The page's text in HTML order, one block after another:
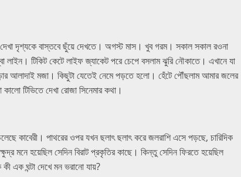
দৃশ্যকে বাস্তবে ছুঁয়ে দেখতে। অগস্ট মাস। খুব গরম। সকাল সকাল রওনা
টিকিট কেটে লাইফ জ্যাকেট পরে চেপে বসলাম ঝুরি নৌকাতে। এখানে যা
আলাদাই মজা। কিছুটা যেতেই নেমে পড়তে হলো। হেঁটে পৌঁছলাম আমার জলের
টিভিতে দেখা রোজা সিনেমার কথা।
কাবেরী। পাথরের ওপর যখন ছলাৎ ছলাৎ করে জলরাশি এসে পড়ছে, চারিদিক
মনে হয়েছিল সেদিন বিরাট প্রকৃতির কাছে। কিন্তু সেদিন ফিরতে হয়েছিল
এক ঘন্টা দেখে মন ভরানো যায়?